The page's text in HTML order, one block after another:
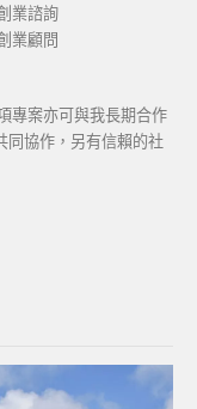
業諮詢
業顧問
專案亦可與我長期合作
同協作，另有信賴的社